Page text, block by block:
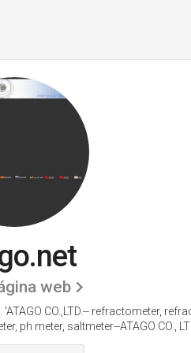
web
CO.,LTD.-- refractometer,
ph meter, saltmeter--ATAGO CO.,